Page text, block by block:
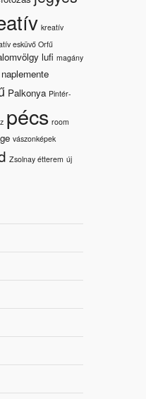
kreatív
esküvő Orfű
lufi magány
naplemente
Palkonya Pintér-
pécs room
vászonképek
Zsolnay étterem új